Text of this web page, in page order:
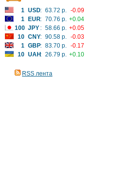
1 USD: 63.72 р. -0.09
1
EUR: 70.76 р. +0.04
100 JPY : 58.66 р. +0.05
10 CNY: 90.58 р. -0.03
1 GBP: 83.70 р. -0.17
10 UAH: 26.79 р. +0.10
RSS лента